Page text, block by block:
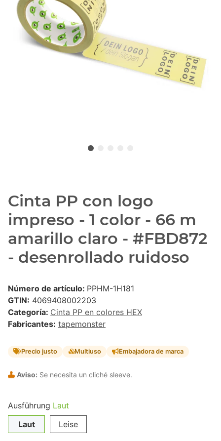
Cinta PP con logo
impreso - 1 color - 66 m
amarillo claro - #FBD872
- desenrollado ruidoso
Número de artículo: PPHM-1H181
GTIN: 4069408002203
Categoría: Cinta PP en colores HEX
Fabricantes: tapemonster
Precio justo Multiuso Embajadora de marca
Aviso: Se necesita un cliché sleeve.
Ausführung Laut
Laut
Leise